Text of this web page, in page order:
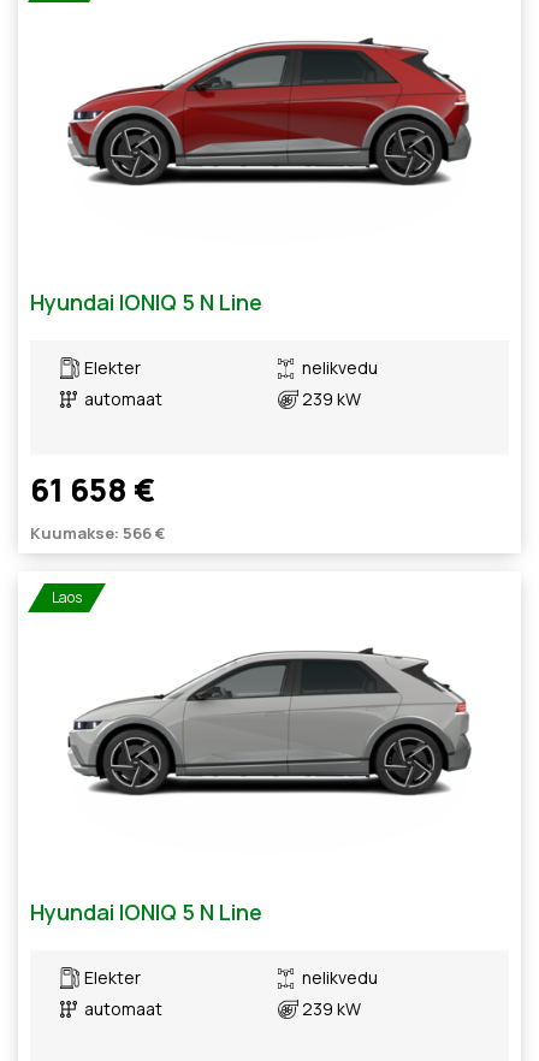
Hyundai IONIQ 5 N Line
Elekter
automaat
nelikvedu
239 kW
61 658 €
Kuumakse: 566 €
Laos
Hyundai IONIQ 5 N Line
Elekter
automaat
nelikvedu
239 kW